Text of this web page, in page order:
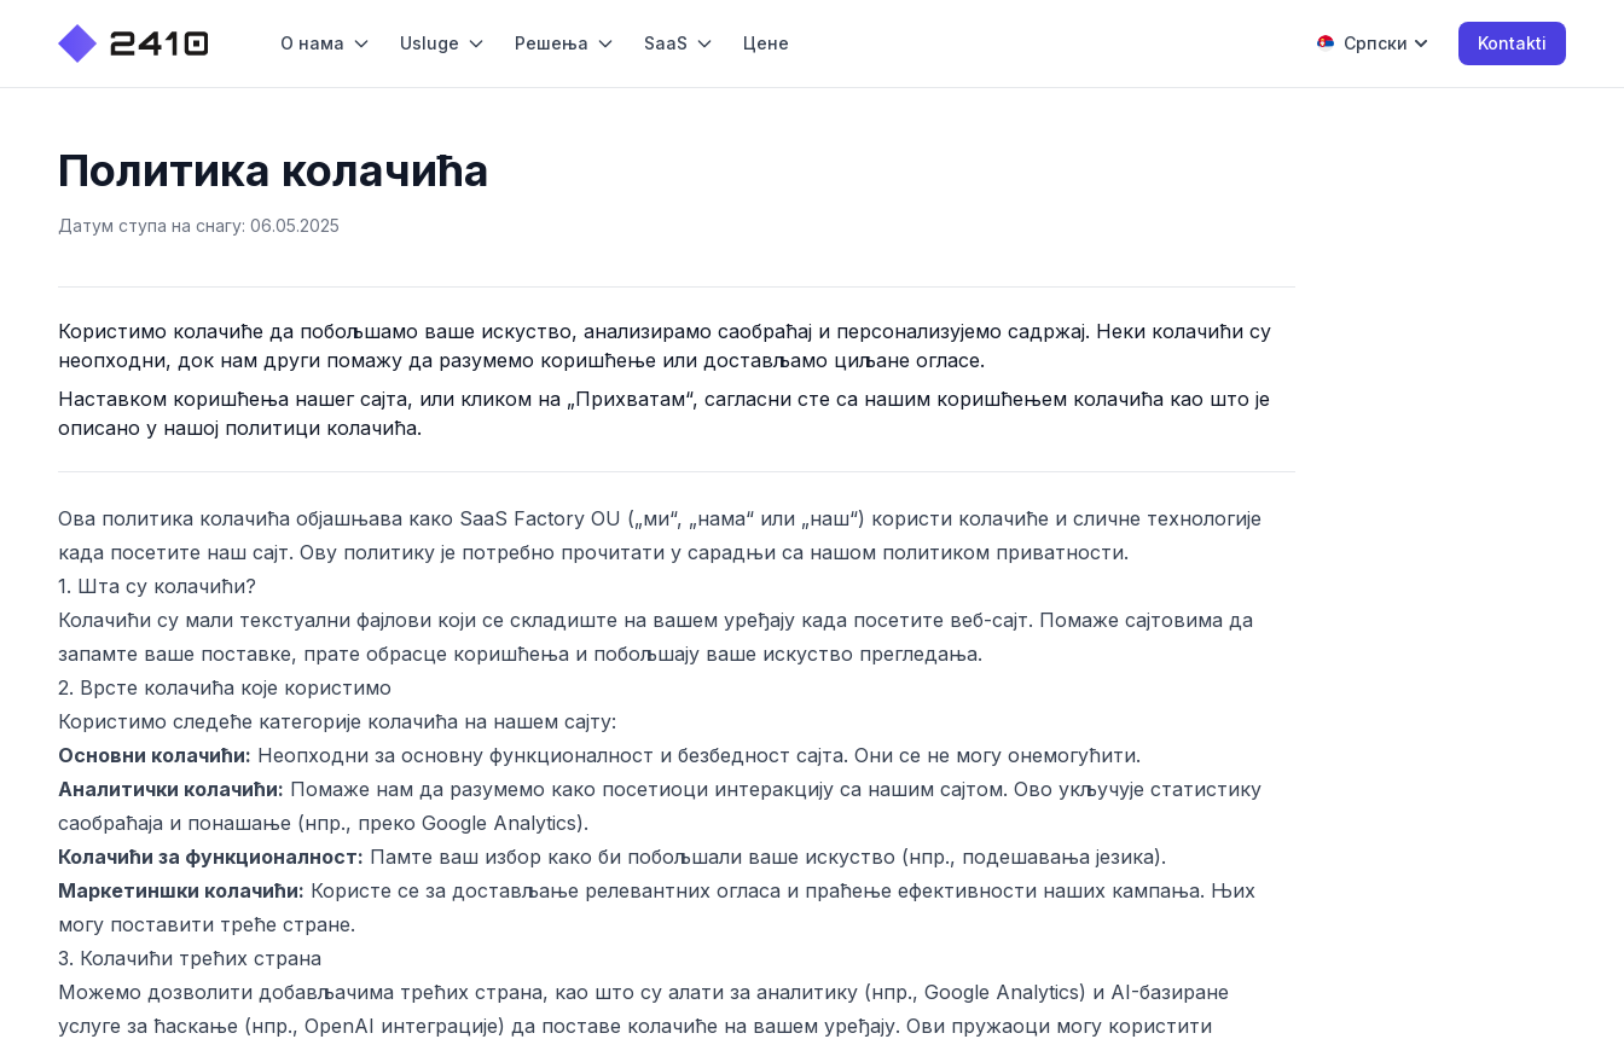
О нама Usluge Решења SaaS Цене Српски Kontakti
Политика колачића
Датум ступа на снагу: 06.05.2025
Користимо колачиће да побољшамо ваше искуство, анализирамо саобраћај и персонализујемо садржај. Неки колачићи су
неопходни, док нам други помажу да разумемо коришћење или достављамо циљане огласе.
Наставком коришћења нашег сајта, или кликом на „Прихватам“, сагласни сте са нашим коришћењем колачића као што је
описано у нашој политици колачића.
Ова политика колачића објашњава како SaaS Factory OU („ми“, „нама“ или „наш“) користи колачиће и сличне технологије
када посетите наш сајт. Ову политику је потребно прочитати у сарадњи са нашом политиком приватности.
1. Шта су колачићи?
Колачићи су мали текстуални фајлови који се складиште на вашем уређају када посетите веб-сајт. Помаже сајтовима да
запамте ваше поставке, прате обрасце коришћења и побољшају ваше искуство прегледања.
2. Врсте колачића које користимо
Користимо следеће категорије колачића на нашем сајту:
Основни колачићи: Неопходни за основну функционалност и безбедност сајта. Они се не могу онемогућити.
Аналитички колачићи: Помаже нам да разумемо како посетиоци интеракцију са нашим сајтом. Ово укључује статистику
саобраћаја и понашање (нпр., преко Google Analytics).
Колачићи за функционалност: Памте ваш избор како би побољшали ваше искуство (нпр., подешавања језика).
Маркетиншки колачићи: Користе се за достављање релевантних огласа и праћење ефективности наших кампања. Њих
могу поставити треће стране.
3. Колачићи трећих страна
Можемо дозволити добављачима трећих страна, као што су алати за аналитику (нпр., Google Analytics) и AI-базиране
услуге за ћаскање (нпр., OpenAI интеграције) да поставе колачиће на вашем уређају. Ови пружаоци могу користити